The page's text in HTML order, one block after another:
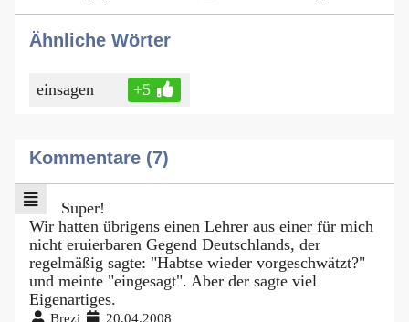
Ähnliche Wörter
einsagen +5
Kommentare (7)
Super!
Wir hatten übrigens einen Lehrer aus einer für mich
nicht eruierbaren Gegend Deutschlands, der
regelmäßig sagte: "Habtse wieder vorgeschwätzt?"
und meinte "eingesagt". Aber der sagte viel
Eigenartiges.
Brezi 20.04.2008